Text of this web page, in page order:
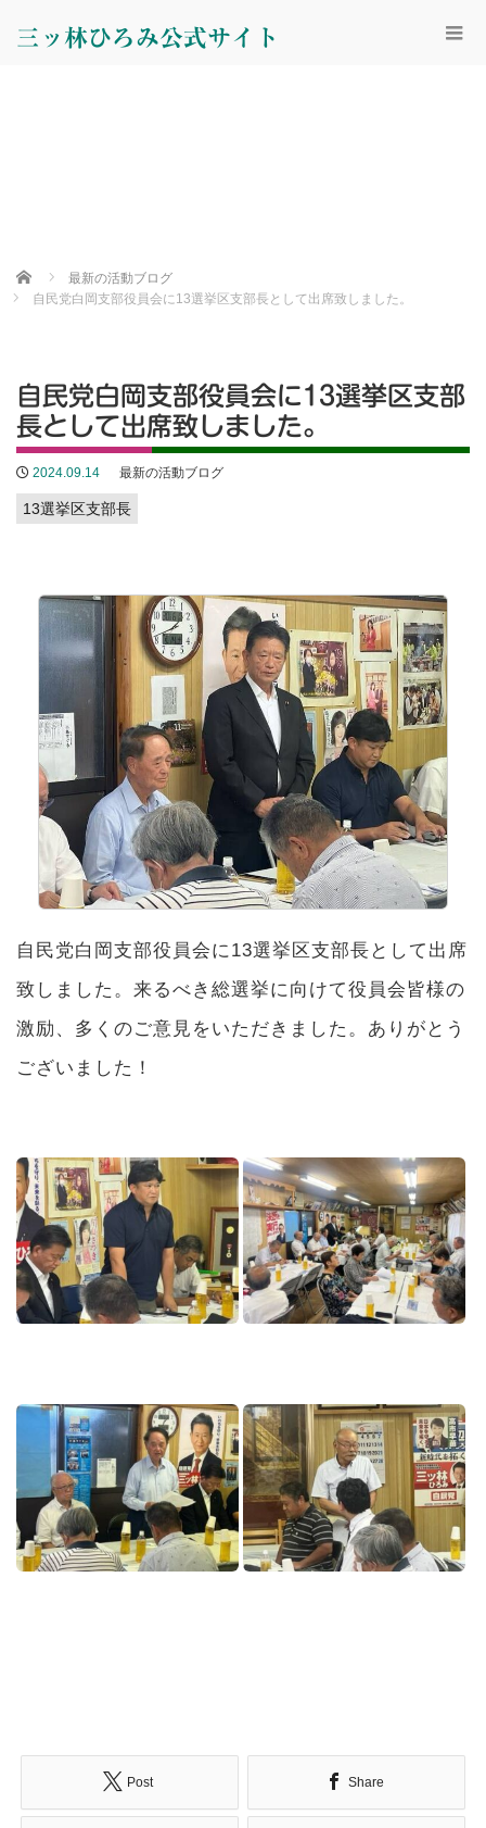
三ッ林ひろみ公式サイト
Home
最新の活動ブログ
自民党白岡支部役員会に13選挙区支部長として出席致しました。
自民党白岡支部役員会に13選挙区支部
長として出席致しました。
2024.09.14 最新の活動ブログ
13選挙区支部長
自民党白岡支部役員会に13選挙区支部長として出席
致しました。来るべき総選挙に向けて役員会皆様の
激励、多くのご意見をいただきました。ありがとう
ございました！
Post Share